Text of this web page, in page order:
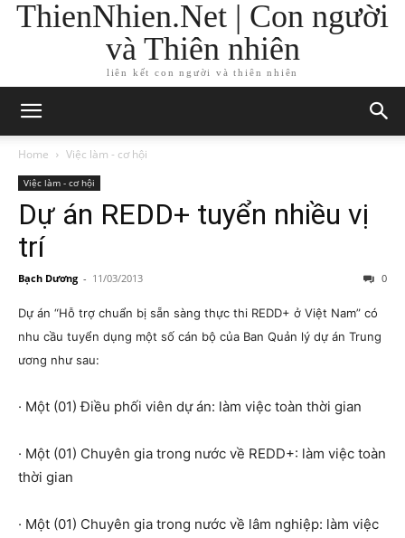
ThienNhien.Net | Con người
và Thiên nhiên
liên kết con người và thiên nhiên
Home Việc làm - cơ hội
Việc làm - cơ hội
Dự án REDD+ tuyển nhiều vị
trí
Bạch Dương - 11/03/2013 0
Dự án “Hỗ trợ chuẩn bị sẵn sàng thực thi REDD+ ở Việt Nam” có
nhu cầu tuyển dụng một số cán bộ của Ban Quản lý dự án Trung
ương như sau:
· Một (01) Điều phối viên dự án: làm việc toàn thời gian
· Một (01) Chuyên gia trong nước về REDD+: làm việc toàn
thời gian
· Một (01) Chuyên gia trong nước về lâm nghiệp: làm việc